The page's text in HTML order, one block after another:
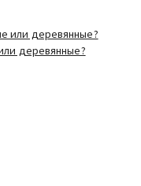
деревянные?